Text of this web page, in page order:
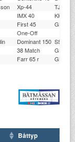
Xp-44
TJSS
IMX 40
KKKK
First 45
GKSS
One-Off
Dominant 150 SSSÖ
38 Match
GKSS
Farr 65 r GKSS
Båttyp